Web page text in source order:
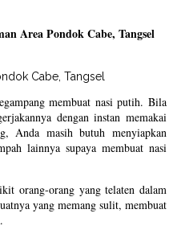
Area Pondok Cabe, Tangsel
membuat nasi putih. Bila
dengan instan memakai
Anda masih butuh menyiapkan
lainnya supaya membuat nasi
orang-orang yang telaten dalam
yang memang sulit, membuat